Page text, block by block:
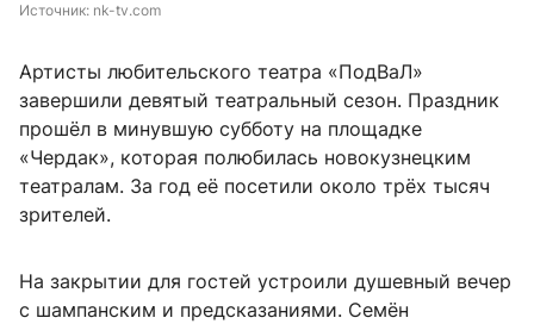
Источник: nk-tv.com
Артисты любительского театра «ПодВаЛ»
завершили девятый театральный сезон. Праздник
прошёл в минувшую субботу на площадке
«Чердак», которая полюбилась новокузнецким
театралам. За год её посетили около трёх тысяч
зрителей.
На закрытии для гостей устроили душевный вечер
с шампанским и предсказаниями. Семён